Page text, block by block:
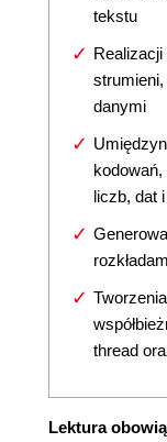
tekstu
danymi
liczb, dat
thread
Lektura